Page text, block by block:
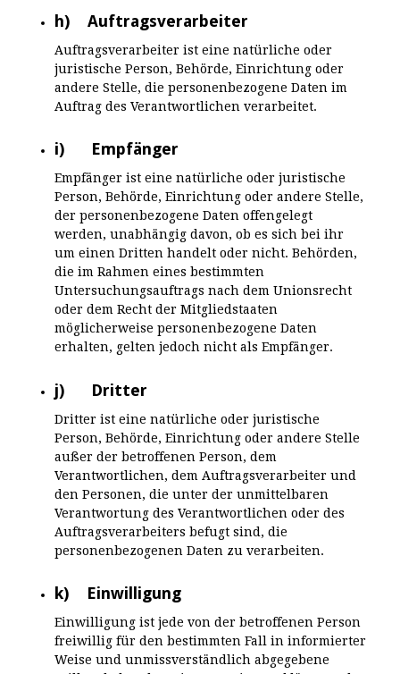
h) Auftragsverarbeiter
Auftragsverarbeiter ist eine natürliche oder
juristische Person, Behörde, Einrichtung oder
andere Stelle, die personenbezogene Daten im
Auftrag des Verantwortlichen verarbeitet.
i) Empfänger
Empfänger ist eine natürliche oder juristische
Person, Behörde, Einrichtung oder andere Stelle,
der personenbezogene Daten offengelegt
werden, unabhängig davon, ob es sich bei ihr
um einen Dritten handelt oder nicht. Behörden,
die im Rahmen eines bestimmten
Untersuchungsauftrags nach dem Unionsrecht
oder dem Recht der Mitgliedstaaten
möglicherweise personenbezogene Daten
erhalten, gelten jedoch nicht als Empfänger.
j) Dritter
Dritter ist eine natürliche oder juristische
Person, Behörde, Einrichtung oder andere Stelle
außer der betroffenen Person, dem
Verantwortlichen, dem Auftragsverarbeiter und
den Personen, die unter der unmittelbaren
Verantwortung des Verantwortlichen oder des
Auftragsverarbeiters befugt sind, die
personenbezogenen Daten zu verarbeiten.
k) Einwilligung
Einwilligung ist jede von der betroffenen Person
freiwillig für den bestimmten Fall in informierter
Weise und unmissverständlich abgegebene